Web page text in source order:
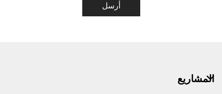
أرسل
المشاريع